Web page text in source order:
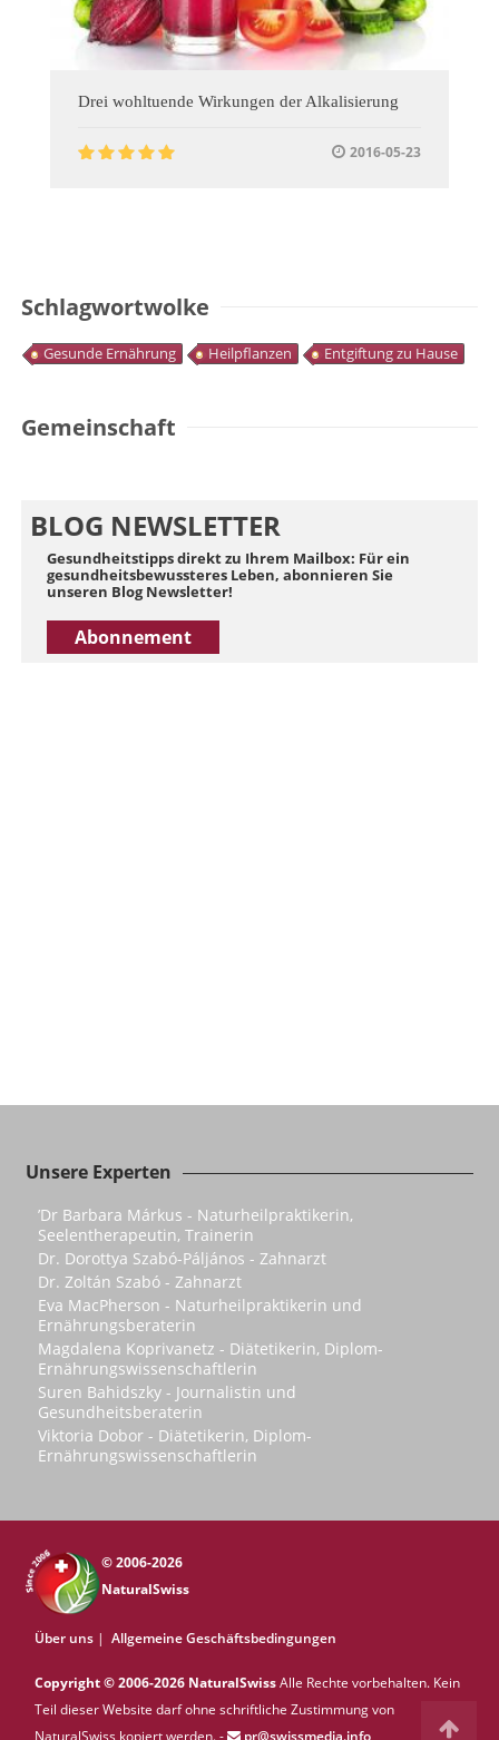
Drei wohltuende Wirkungen der Alkalisierung
2016-05-23
Schlagwortwolke
Gesunde Ernährung Heilpflanzen Entgiftung zu Hause
Gemeinschaft
BLOG NEWSLETTER
Gesundheitstipps direkt zu Ihrem Mailbox: Für ein
gesundheitsbewussteres Leben, abonnieren Sie
unseren Blog Newsletter!
Abonnement
Unsere Experten
’Dr Barbara Márkus - Naturheilpraktikerin,
Seelentherapeutin, Trainerin
Dr. Dorottya Szabó-Páljános - Zahnarzt
Dr. Zoltán Szabó - Zahnarzt
Eva MacPherson - Naturheilpraktikerin und
Ernährungsberaterin
Magdalena Koprivanetz - Diätetikerin, Diplom-
Ernährungswissenschaftlerin
Suren Bahidszky - Journalistin und
Gesundheitsberaterin
Viktoria Dobor - Diätetikerin, Diplom-
Ernährungswissenschaftlerin
© 2006-2026
NaturalSwiss
Über uns | Allgemeine Geschäftsbedingungen
Copyright © 2006-2026 NaturalSwissAlle Rechte vorbehalten. Kein
Teil dieser Website darf ohne schriftliche Zustimmung von